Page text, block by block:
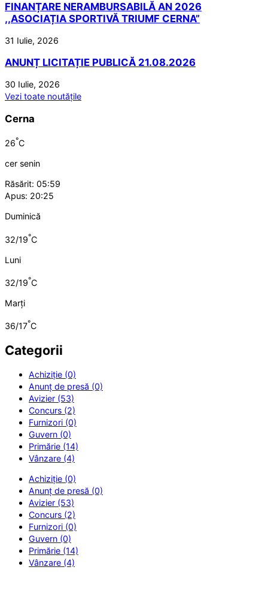
FINANȚARE NERAMBURSABILĂ AN 2026
,,ASOCIAȚIA SPORTIVĂ TRIUMF CERNA”
31 Iulie, 2026
ANUNȚ LICITAȚIE PUBLICĂ 21.08.2026
30 Iulie, 2026
Vezi toate noutățile
Cerna
26°C
cer senin
Răsărit: 05:59
Apus: 20:25
Duminică
32/19°C
Luni
32/19°C
Marți
36/17°C
Categorii
Achiziție (0)
Anunț de presă (0)
Avizier (53)
Concurs (2)
Furnizori (0)
Guvern (0)
Primărie (14)
Vânzare (4)
Achiziție (0)
Anunț de presă (0)
Avizier (53)
Concurs (2)
Furnizori (0)
Guvern (0)
Primărie (14)
Vânzare (4)